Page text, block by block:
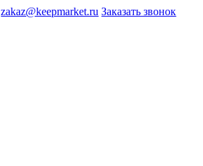
zakaz@keepmarket.ru Заказать звонок